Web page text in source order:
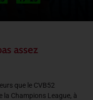
assez
que le CVB52
la Champions League, à